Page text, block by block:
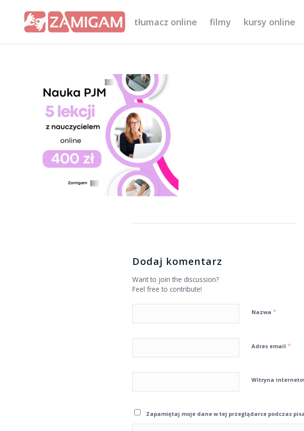
tłumacz online filmy kursy online
Dodaj komentarz
Want to join the discussion?
Feel free to contribute!
Nazwa *
Adres email *
Witryna
Zapamiętaj moje dane w tej przeglądarce podczas